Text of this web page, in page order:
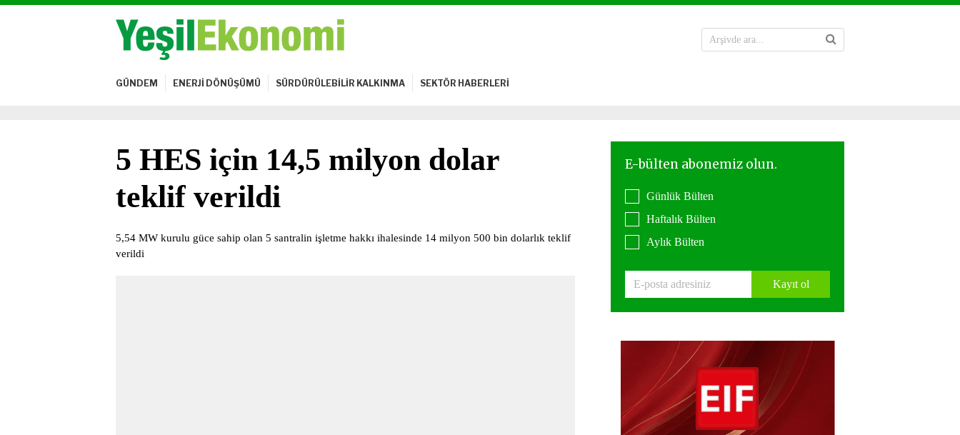
GÜNDEM ENERJİ DÖNÜŞÜMÜ SÜRDÜRÜLEBİLİR KALKINMA SEKTÖR HABERLERİ
5 HES için 14,5 milyon dolar
teklif verildi
5,54 MW kurulu güce sahip olan 5 santralin işletme hakkı ihalesinde 14 milyon 500 bin dolarlık teklif
verildi
Günlük Bülten
Haftalık Bülten
Aylık Bülten
Kayıt ol